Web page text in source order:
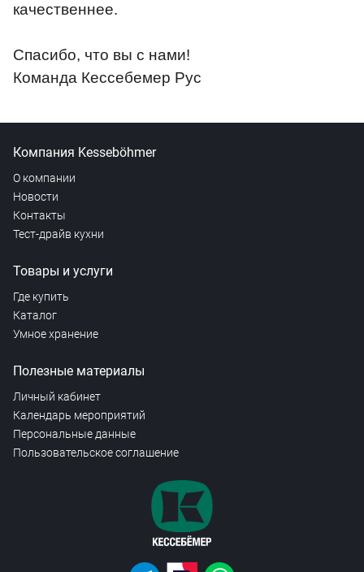
качественнее.
Спасибо, что вы с нами!
Команда Кессебемер Рус
Компания Kesseböhmer
О компании
Новости
Контакты
Тест-драйв кухни
Товары и услуги
Где купить
Каталог
Умное хранение
Полезные материалы
Личный кабинет
Календарь мероприятий
Персональные данные
Пользовательское соглашение